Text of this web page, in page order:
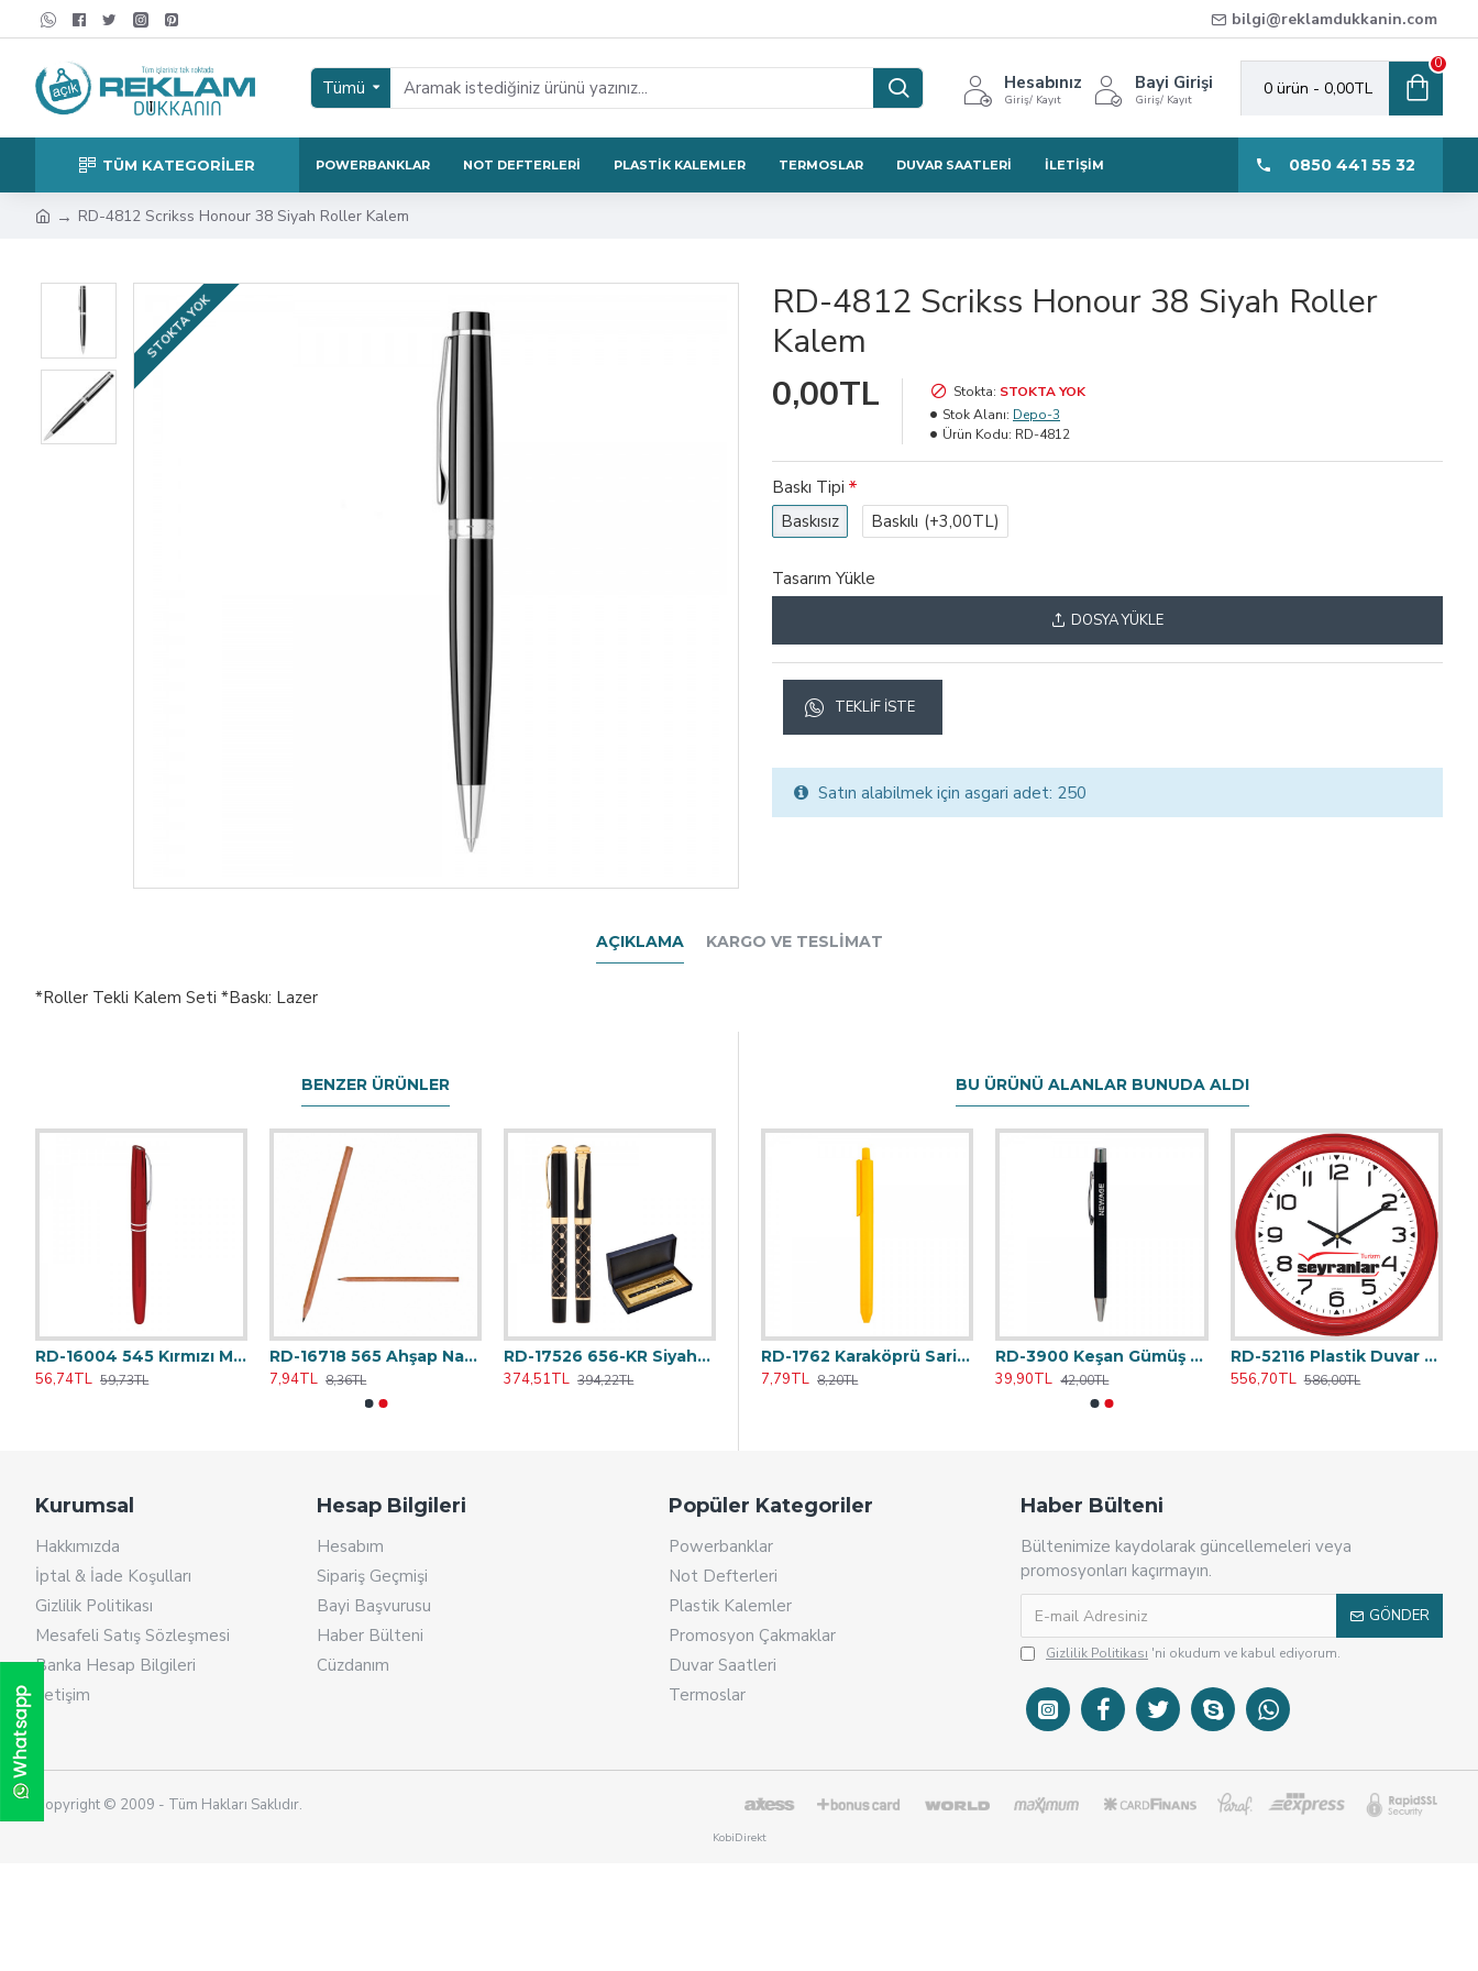
bilgi@reklamdukkanin.com
Tümü Hesabınız
Giriş/ Kayıt
Bayi Girişi
Giriş/ Kayıt
0 ürün - 0,00TL
0
TÜM KATEGORİLER POWERBANKLAR NOT DEFTERLERI PLASTIK KALEMLER TERMOSLAR DUVAR SAATLERI İLETIŞIM 0850 441 55 32
RD-4812 Scrikss Honour 38 Siyah Roller Kalem
STOKTA YOK
RD-4812 Scrikss Honour 38 Siyah Roller
Kalem
0,00TL
Stokta: STOKTA YOK
Stok Alanı: Depo-3
Ürün Kodu: RD-4812
Baskı Tipi
Baskısız
Baskılı (+3,00TL)
Tasarım Yükle
DOSYA YÜKLE
TEKLIF İSTE
Satın alabilmek için asgari adet: 250
AÇIKLAMA KARGO VE TESLIMAT
*Roller Tekli Kalem Seti *Baskı: Lazer
BENZER ÜRÜNLER
RD-16004 545 Kırmızı Metal Roller Kalem
56,74TL 59,73TL
RD-16718 565 Ahşap Naturel Köşeli Kurşun Kalem (Ahşap Gövde)
7,94TL 8,36TL
RD-17526 656-KR Siyah-Gold Metal Roller Kalem Seti
374,51TL 394,22TL
BU ÜRÜNÜ ALANLAR BUNUDA ALDI
8,93TL 9,40TL
15,87TL 16,70TL
185,25TL 195,00TL
RD-1762 Karaköprü Sari Plastik Tükenmez Kalem
7,79TL 8,20TL
RD-3900 Keşan Gümüş Metal Tükenmez Kalem
39,90TL 42,00TL
RD-52116 Plastik Duvar Saati 46 cm
556,70TL 586,00TL
Kurumsal
Hakkımızda
İptal & İade Koşulları
Gizlilik Politikası
Mesafeli Satış Sözleşmesi
Banka Hesap Bilgileri
İletişim
Hesap Bilgileri
Hesabım
Sipariş Geçmişi
Bayi Başvurusu
Haber Bülteni
Cüzdanım
Popüler Kategoriler
Powerbanklar
Not Defterleri
Plastik Kalemler
Promosyon Çakmaklar
Duvar Saatleri
Termoslar
Haber Bülteni
Bültenimize kaydolarak güncellemeleri veya
promosyonları kaçırmayın.
GÖNDER
Gizlilik Politikası 'ni okudum ve kabul ediyorum.
Copyright © 2009 - Tüm Hakları Saklıdır.
KobiDirekt